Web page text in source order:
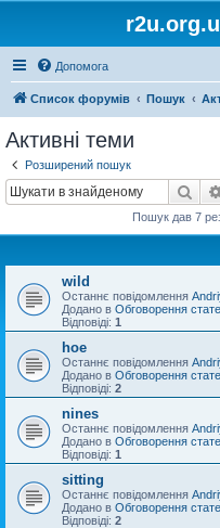
Допомога
Список форумів Пошук
Активні теми
Розширений пошук
Пошук дав 7
wild
Останнє повідомлення
Додано в Обговорення
Відповіді: 1
hoe
Останнє повідомлення
Додано в Обговорення
Відповіді: 2
nines
Останнє повідомлення
Додано в Обговорення
Відповіді: 1
sitting
Останнє повідомлення
Додано в Обговорення
Відповіді: 2